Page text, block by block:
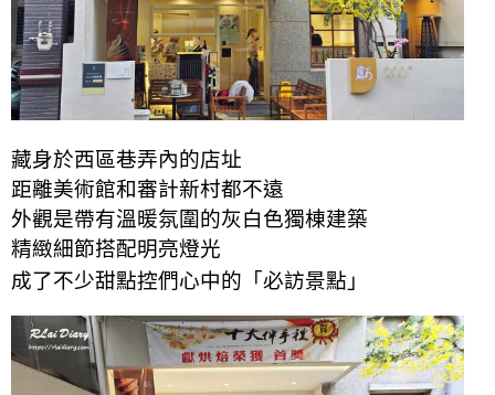
藏身於西區巷弄內的店址
距離美術館和審計新村都不遠
外觀是帶有溫暖氛圍的灰白色獨棟建築
精緻細節搭配明亮燈光
成了不少甜點控們心中的「必訪景點」